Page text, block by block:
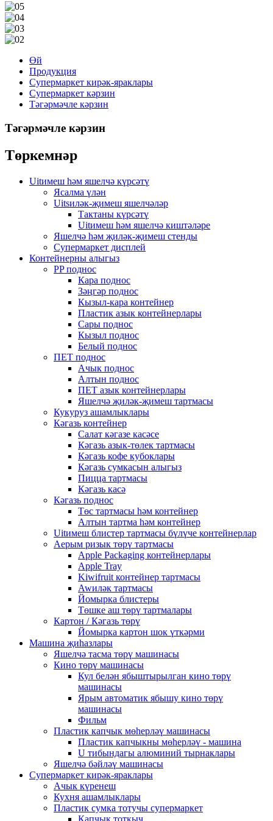
Өй
Продукция
Супермаркет кирәк-яраклары
Супермаркет кәрзин
Тәгәрмәчле кәрзин
Тәгәрмәчле кәрзин
Төркемнәр
Uitимеш һәм яшелчә күрсәтү
Ясалма үлән
Uitsиләк-җимеш яшелчәләр
Тактаны күрсәтү
Uitимеш һәм яшелчә киштәләре
Яшелчә һәм җиләк-җимеш стенды
Супермаркет дисплей
Контейнерны алыгыз
PP поднос
Кара поднос
Зәңгәр поднос
Кызыл-кара контейнер
Пластик азык контейнерлары
Сары поднос
Кызыл поднос
Белый поднос
ПЕТ поднос
Ачык поднос
Алтын поднос
ПЕТ азык контейнерлары
Яшелчә җиләк-җимеш тартмасы
Кукуруз ашамлыклары
Кәгазь контейнер
Салат кәгазе касәсе
Кәгазь азык-төлек тартмасы
Кәгазь кофе кубоклары
Кәгазь сумкасын алыгыз
Пицца тартмасы
Кәгазь касә
Кәгазь поднос
Төс тартмасы һәм контейнер
Алтын тартма һәм контейнер
Uitимеш блистер тартмасы бүлүче контейнерлар
Аерым ризык төрү тартмасы
Apple Packaging контейнерлары
Apple Tray
Kiwifruit контейнер тартмасы
Awиләк тартмасы
Йомырка блистеры
Төшке аш төрү тартмалары
Картон / Кәгазь төрү
Йомырка картон шок үткәрми
Машина җиһазлары
Яшелчә тасма төрү машинасы
Кино төрү машинасы
Кул белән ябыштырылган кино төрү
машинасы
Ярым автоматик ябышу кино төрү
машинасы
Фильм
Пластик капчык мөһерләү машинасы
Пластик капчыкны мөһерләү - машина
U тибындагы алюминий тырнаклары
Яшелчә бәйләү машинасы
Супермаркет кирәк-яраклары
Ачык күренеш
Кухня ашамлыклары
Пластик сумка тотучы супермаркет
Капчык тоткыч